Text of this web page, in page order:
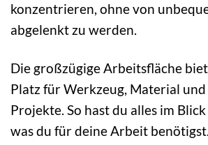
konzentrieren, ohne von
abgelenkt zu werden.
Die großzügige Arbeitsfläche
Platz für Werkzeug, Material
Projekte. So hast du alles im
was du für deine Arbeit